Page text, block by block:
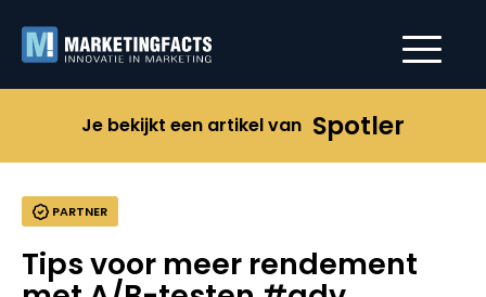
Je bekijkt een artikel van Spotler
PARTNER
Tips voor meer rendement